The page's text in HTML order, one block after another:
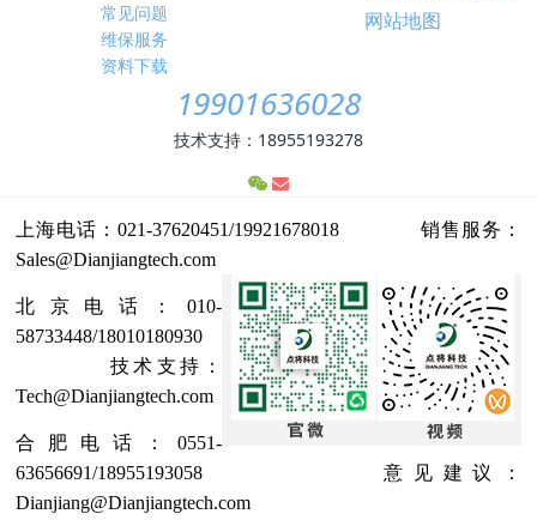
常见问题
维保服务
资料下载
网站地图
19901636028
技术支持：18955193278
上海电话：021-37620451/19921678018 销售服务：
Sales@Dianjiangtech.com
北京电话：010-
58733448/18010180930
技术支持：
Tech@Dianjiangtech.com
合肥电话：0551-
63656691/18955193058 意见建议：
Dianjiang@Dianjiangtech.com